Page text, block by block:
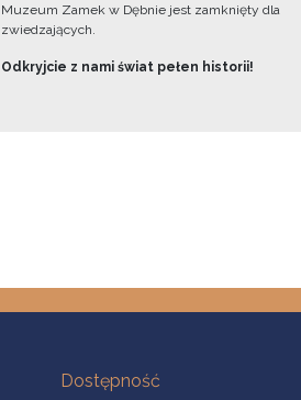
Muzeum Zamek w Dębnie jest zamknięty dla
zwiedzających.
Odkryjcie z nami świat pełen historii!
Na skróty
Dostępność